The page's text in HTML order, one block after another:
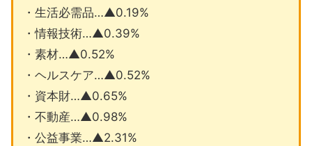
・生活必需品…▲0.19%
・情報技術…▲0.39%
・素材…▲0.52%
・ヘルスケア…▲0.52%
・資本財…▲0.65%
・不動産…▲0.98%
・公益事業…▲2.31%